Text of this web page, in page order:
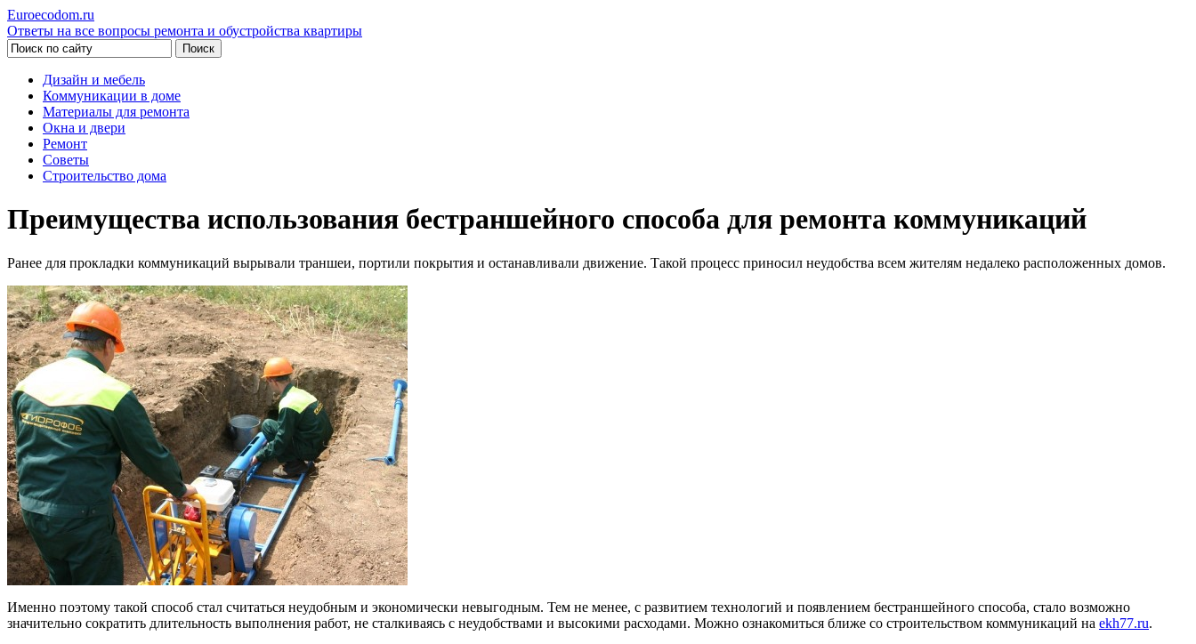
Euroecodom.ru
Ответы на все вопросы ремонта и обустройства квартиры
Дизайн и мебель
Коммуникации в доме
Материалы для ремонта
Окна и двери
Ремонт
Советы
Строительство дома
Преимущества использования бестраншейного способа для ремонта коммуникаций
Ранее для прокладки коммуникаций вырывали траншеи, портили покрытия и останавливали движение. Такой процесс приносил неудобства всем жителям недалеко расположенных домов.
Именно поэтому такой способ стал считаться неудобным и экономически невыгодным. Тем не менее, с развитием технологий и появлением бестраншейного способа, стало возможно
значительно сократить длительность выполнения работ, не сталкиваясь с неудобствами и высокими расходами. Можно ознакомиться ближе со строительством коммуникаций на ekh77.ru.